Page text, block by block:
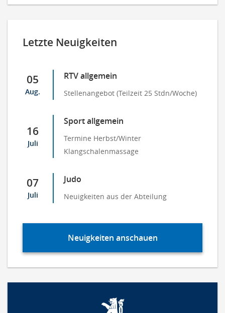
Letzte Neuigkeiten
05
Aug.
RTV allgemein
Stellenangebot (Teilzeit 25 Stdn/Woche)
16
Juli
Sport allgemein
Termine Herbst/Winter
Klangschalenmassage
07
Juli
Judo
Neuigkeiten aus der Abteilung
Neuigkeiten anschauen